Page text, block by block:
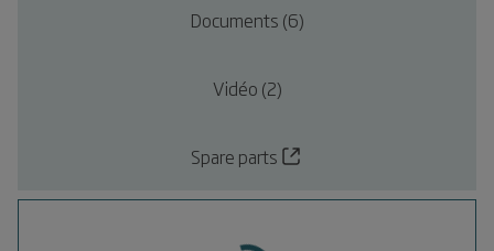
Documents (6)
Vidéo (2)
Spare parts